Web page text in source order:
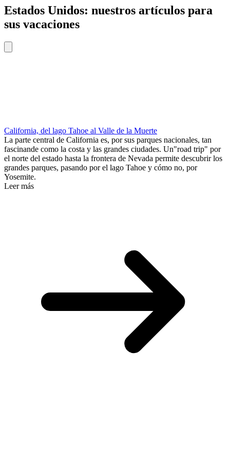
Estados Unidos: nuestros artículos para
sus vacaciones
California, del lago Tahoe al Valle de la Muerte
La parte central de California es, por sus parques nacionales, tan
fascinande como la costa y las grandes ciudades. Un"road trip" por
el norte del estado hasta la frontera de Nevada permite descubrir los
grandes parques, pasando por el lago Tahoe y cómo no, por
Yosemite.
Leer más